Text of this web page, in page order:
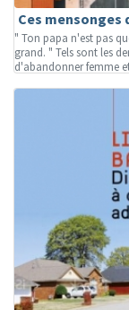
Ces mensonges
" Ton papa n'est pas
grand. " Tels sont les
d'abandonner femme